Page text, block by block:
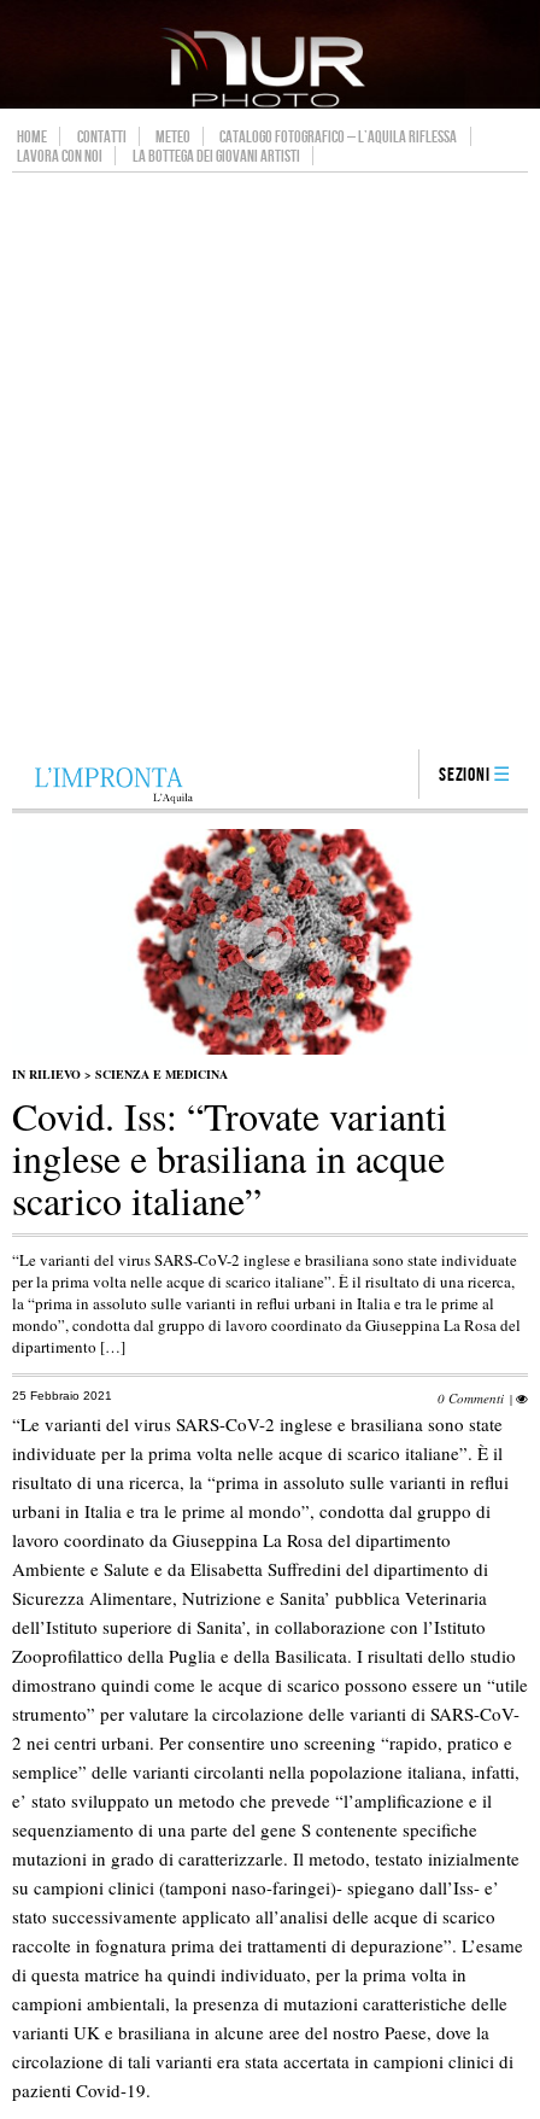
HOME CONTATTI METEO
CATALOGO FOTOGRAFICO – L’AQUILA RIFLESSA
LAVORA CON NOI
LA BOTTEGA DEI GIOVANI ARTISTI
Sezioni
IN RILIEVO > SCIENZA E MEDICINA
Covid. Iss: “Trovate varianti
inglese e brasiliana in acque
scarico italiane”
“Le varianti del virus SARS-CoV-2 inglese e brasiliana sono state individuate
per la prima volta nelle acque di scarico italiane”. È il risultato di una ricerca,
la “prima in assoluto sulle varianti in reflui urbani in Italia e tra le prime al
mondo”, condotta dal gruppo di lavoro coordinato da Giuseppina La Rosa del
dipartimento […]
25 Febbraio 2021 0 Commenti |
“Le varianti del virus SARS-CoV-2 inglese e brasiliana sono state
individuate per la prima volta nelle acque di scarico italiane”. È il
risultato di una ricerca, la “prima in assoluto sulle varianti in reflui
urbani in Italia e tra le prime al mondo”, condotta dal gruppo di
lavoro coordinato da Giuseppina La Rosa del dipartimento
Ambiente e Salute e da Elisabetta Suffredini del dipartimento di
Sicurezza Alimentare, Nutrizione e Sanita’ pubblica Veterinaria
dell’Istituto superiore di Sanita’, in collaborazione con l’Istituto
Zooprofilattico della Puglia e della Basilicata. I risultati dello studio
dimostrano quindi come le acque di scarico possono essere un “utile
strumento” per valutare la circolazione delle varianti di SARS-CoV-
2 nei centri urbani. Per consentire uno screening “rapido, pratico e
semplice” delle varianti circolanti nella popolazione italiana, infatti,
e’ stato sviluppato un metodo che prevede “l’amplificazione e il
sequenziamento di una parte del gene S contenente specifiche
mutazioni in grado di caratterizzarle. Il metodo, testato inizialmente
su campioni clinici (tamponi naso-faringei)- spiegano dall’Iss- e’
stato successivamente applicato all’analisi delle acque di scarico
raccolte in fognatura prima dei trattamenti di depurazione”. L’esame
di questa matrice ha quindi individuato, per la prima volta in
campioni ambientali, la presenza di mutazioni caratteristiche delle
varianti UK e brasiliana in alcune aree del nostro Paese, dove la
circolazione di tali varianti era stata accertata in campioni clinici di
pazienti Covid-19.